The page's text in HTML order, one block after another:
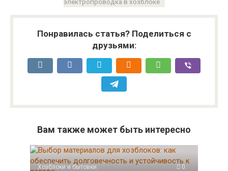
Понравилась статья? Поделиться с
друзьями:
Вам также может быть интересно
Хозблоки и бытовки 0